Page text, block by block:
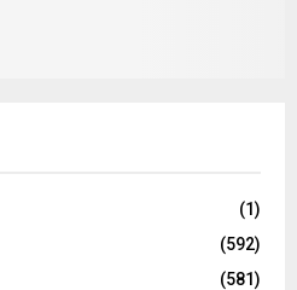
(1)
(592)
(581)